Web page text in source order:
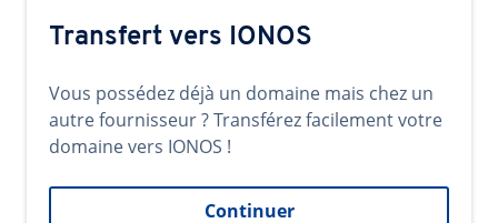
Transfert vers IONOS
Vous possédez déjà un domaine mais chez un
autre fournisseur ? Transférez facilement votre
domaine vers IONOS !
Continuer